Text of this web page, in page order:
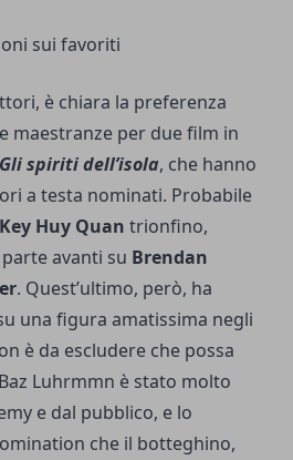
sui favoriti
è chiara la preferenza
maestranze per due film in
Gli spiriti dell’isola, che hanno
a testa nominati. Probabile
Key Huy Quan trionfino,
parte avanti su Brendan
. Quest’ultimo, però, ha
una figura amatissima negli
è da escludere che possa
Luhrmmn è stato molto
e dal pubblico, e lo
che il botteghino,